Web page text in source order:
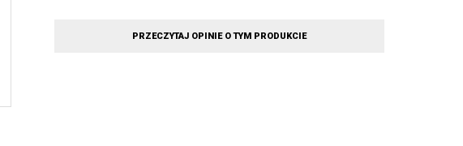
PRZECZYTAJ OPINIE O TYM PRODUKCIE